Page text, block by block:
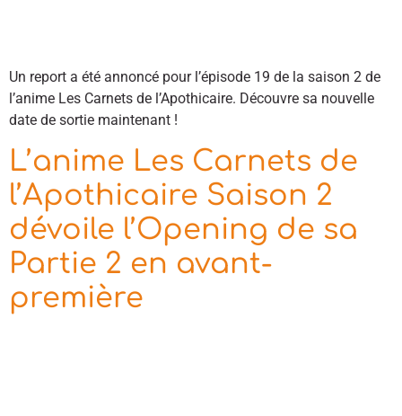
Un report a été annoncé pour l’épisode 19 de la saison 2 de
l’anime Les Carnets de l’Apothicaire. Découvre sa nouvelle
date de sortie maintenant !
L’anime Les Carnets de
l’Apothicaire Saison 2
dévoile l’Opening de sa
Partie 2 en avant-
première